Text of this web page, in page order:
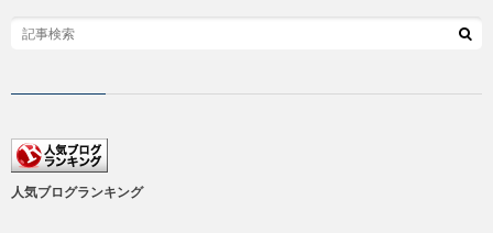
人気ブログランキング